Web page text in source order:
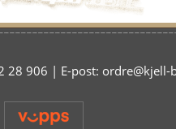
28 906 | E-post: ordre@kjell-